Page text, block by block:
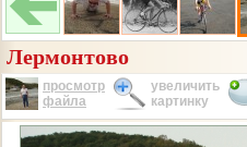
Лермонтово
просмотр
файла
увеличить
картинку